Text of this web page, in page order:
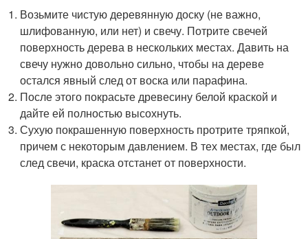
Возьмите чистую деревянную доску (не важно,
шлифованную, или нет) и свечу. Потрите свечей
поверхность дерева в нескольких местах. Давить на
свечу нужно довольно сильно, чтобы на дереве
остался явный след от воска или парафина.
После этого покрасьте древесину белой краской и
дайте ей полностью высохнуть.
Сухую покрашенную поверхность протрите тряпкой,
причем с некоторым давлением. В тех местах, где был
след свечи, краска отстанет от поверхности.